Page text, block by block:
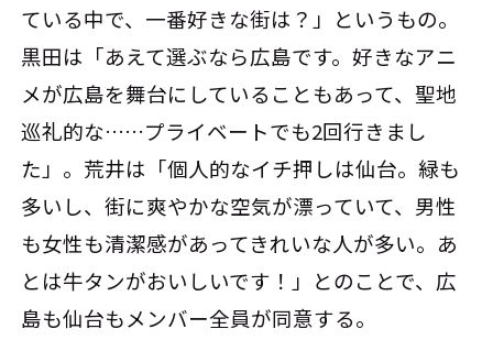
ている中で、一番好きな街は？」というもの。
黒田は「あえて選ぶなら広島です。好きなアニ
メが広島を舞台にしていることもあって、聖地
巡礼的な……プライベートでも2回行きまし
た」。荒井は「個人的なイチ押しは仙台。緑も
多いし、街に爽やかな空気が漂っていて、男性
も女性も清潔感があってきれいな人が多い。あ
とは牛タンがおいしいです！」とのことで、広
島も仙台もメンバー全員が同意する。